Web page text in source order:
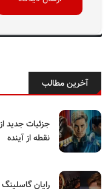
آخرین مطالب
جزئیات جدید
نقطه از آینده
رایان